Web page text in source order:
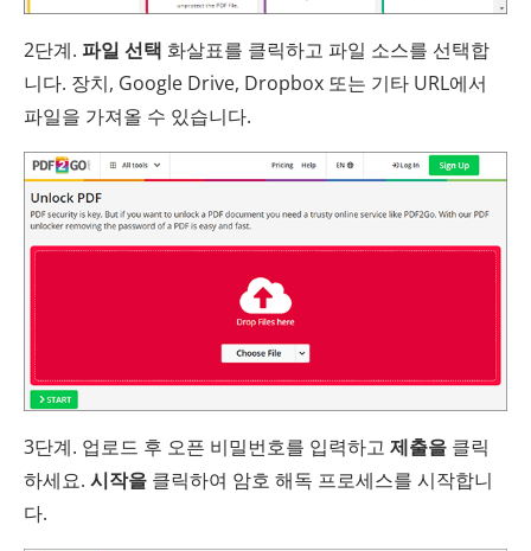
2단계. 파일 선택 화살표를 클릭하고 파일 소스를 선택합
니다. 장치, Google Drive, Dropbox 또는 기타 URL에서
파일을 가져올 수 있습니다.
3단계. 업로드 후 오픈 비밀번호를 입력하고 제출을 클릭
하세요. 시작을 클릭하여 암호 해독 프로세스를 시작합니
다.